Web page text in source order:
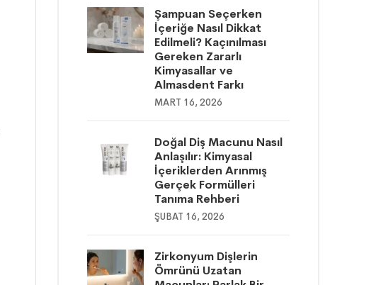
Şampuan Seçerken
İçeriğe Nasıl Dikkat
Edilmeli? Kaçınılması
Gereken Zararlı
Kimyasallar ve
Almasdent Farkı
MART 16, 2026
Doğal Diş Macunu Nasıl
Anlaşılır: Kimyasal
İçeriklerden Arınmış
Gerçek Formülleri
Tanıma Rehberi
ŞUBAT 16, 2026
Zirkonyum Dişlerin
Ömrünü Uzatan